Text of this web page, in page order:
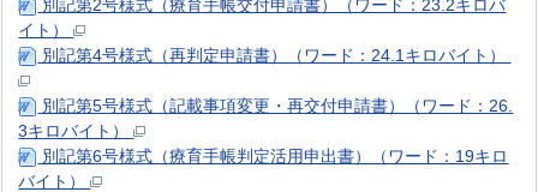
別記第2号様式（療育手帳交付申請書）（ワード：23.2キロバ
イト）
別記第4号様式（再判定申請書）（ワード：24.1キロバイト）
別記第5号様式（記載事項変更・再交付申請書）（ワード：26.
3キロバイト）
別記第6号様式（療育手帳判定活用申出書）（ワード：19キロ
バイト）